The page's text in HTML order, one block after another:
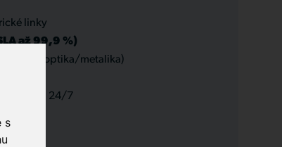
s
linky
až 99,9 %)
(optika/metalika)
podpora 24/7